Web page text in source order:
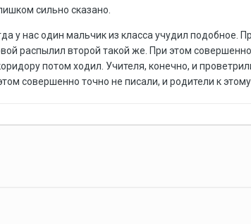
сильно сказано.
у нас один мальчик из класса учудил
распылил второй такой же. При этом
потом ходил. Учителя, конечно, и
совершенно точно не писали, и родители к